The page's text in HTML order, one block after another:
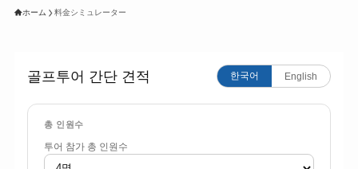
ホーム 料金シミュレーター